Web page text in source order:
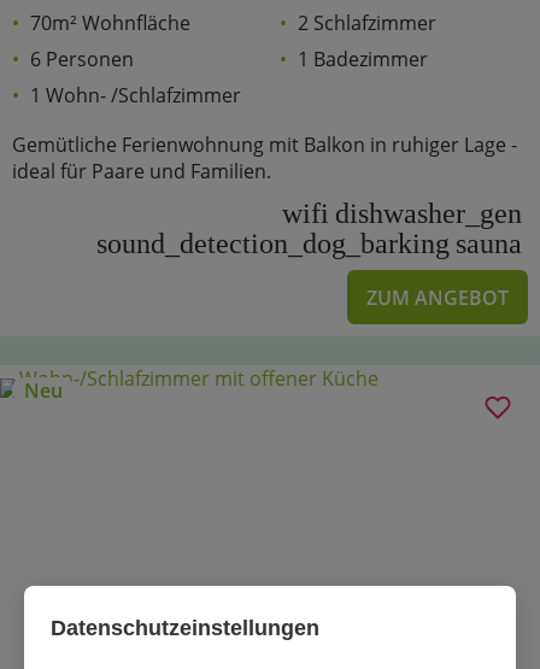
Datenschutzeinstellungen
70m² Wohnfläche
6 Personen
1 Wohn- /Schlafzimmer
2 Schlafzimmer
1 Badezimmer
Gemütliche Ferienwohnung mit Balkon in ruhiger Lage -
ideal für Paare und Familien.
wifi dishwasher_gen
sound_detection_dog_barking sauna
ZUM ANGEBOT
Neu